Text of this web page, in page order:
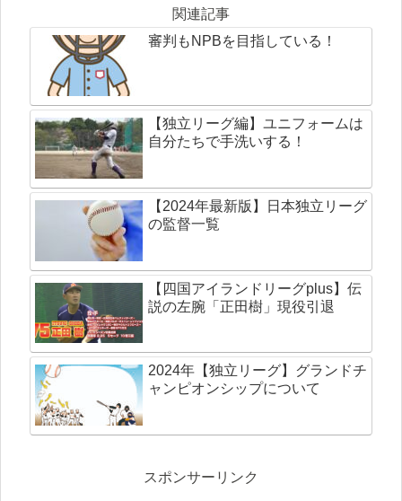
関連記事
審判もNPBを目指している！
【独立リーグ編】ユニフォームは
自分たちで手洗いする！
【2024年最新版】日本独立リーグ
の監督一覧
【四国アイランドリーグplus】伝
説の左腕「正田樹」現役引退
2024年【独立リーグ】グランドチ
ャンピオンシップについて
スポンサーリンク